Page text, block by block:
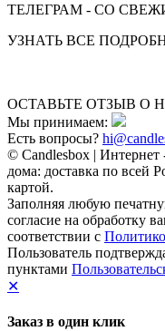
ТЕЛЕГРАМ - СО
УЗНАТЬ ВСЕ
ОСТАВЬТЕ ОТЗЫВ О
Мы принимаем:
Есть вопросы?
© Candlesbox | Интернет
дома: доставка по всей
картой.
Заполняя любую
согласие на обработку
соответствии с
Пользователь
пунктами
✕
Заказ в один клик